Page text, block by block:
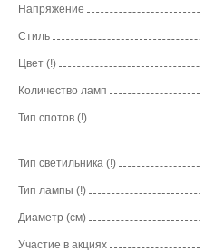
Напряжение
Стиль
Цвет (!)
Количество ламп
Тип спотов (!)
Тип светильника (!)
Тип лампы (!)
Диаметр (см)
Участие в акциях